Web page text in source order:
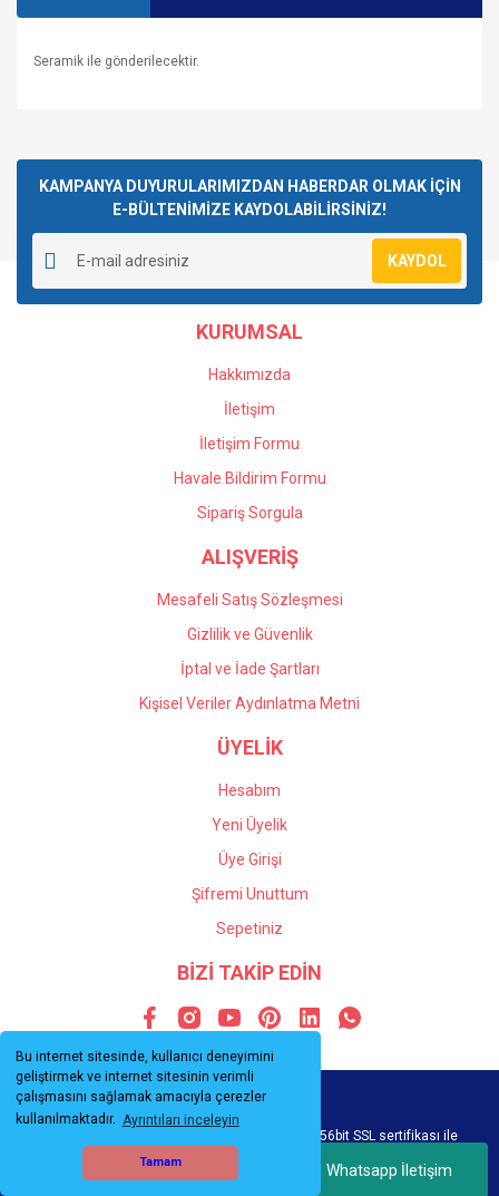
Bu internet sitesinde, kullanıcı deneyimini
geliştirmek ve internet sitesinin verimli
çalışmasını sağlamak amacıyla çerezler
kullanılmaktadır. Ayrıntıları inceleyin
Tamam Whatsapp İletişim
Seramik ile gönderilecektir.
Yorum Yaz
Soru Sor
kullanarak tarafımıza iletebilirsiniz.
Görüş ve önerileriniz için teşekkür ederiz.
Ürün resmi kalitesiz, bozuk veya görüntülenemiyor.
Ürün açıklamasında eksik bilgiler bulunuyor.
Ürün bilgilerinde hatalar bulunuyor.
Ürün fiyatı diğer sitelerden daha pahalı.
Gönder
KAMPANYA DUYURULARIMIZDAN HABERDAR OLMAK İÇİN
E-BÜLTENİMİZE KAYDOLABİLİRSİNİZ!
KAYDOL
KURUMSAL
Hakkımızda
İletişim
İletişim Formu
Havale Bildirim Formu
Sipariş Sorgula
ALIŞVERİŞ
Mesafeli Satış Sözleşmesi
Gizlilik ve Güvenlik
İptal ve İade Şartları
Kişisel Veriler Aydınlatma Metni
ÜYELİK
Hesabım
Yeni Üyelik
Üye Girişi
Şifremi Unuttum
Sepetiniz
BİZİ TAKİP EDİN
© Tüm hakları saklıdır. Kredi kartı bilgileriniz 256bit SSL sertifikası ile